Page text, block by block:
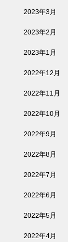
2023年3月
2023年2月
2023年1月
2022年12月
2022年11月
2022年10月
2022年9月
2022年8月
2022年7月
2022年6月
2022年5月
2022年4月